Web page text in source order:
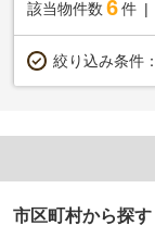
該当物件数 6件
絞り込み条件：
市区町村から探す